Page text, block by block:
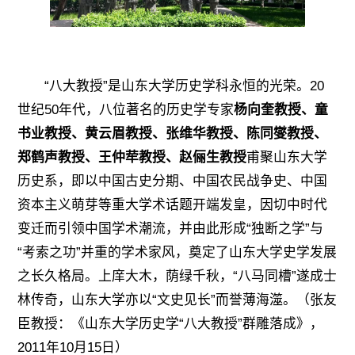
“八大教授”是山东大学历史学科永恒的光荣。20
世纪50年代，八位著名的历史学专家杨向奎教授、童
书业教授、 黄云眉教授、张维华教授、陈同燮教授、
郑鹤声教授、王仲荦教授、赵俪生教授甫聚山东大学
历史系，即以中国古史分期、中国农民战争史、中国
资本主义萌芽等重大学术话题开端发皇，因切中时代
变迁而引领中国学术潮流，并由此形成“独断之学”与
“考索之功”并重的学术家风，奠定了山东大学史学发展
之长久格局。 上庠大木，荫绿千秋，“八马同槽”遂成士
林传奇，山东大学亦以“文史见长”而誉薄海澨。（张友
臣教授：《山东大学历史学“八大教授”群雕落成》，
2011年10月15日）